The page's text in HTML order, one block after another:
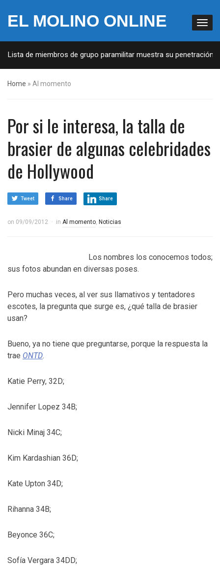
EL MOLINO ONLINE
de miembros de grupo paramilitar muestra su penetración en
Home » Al momento
Por si le interesa, la talla de
brasier de algunas celebridades
de Hollywood
Tweet Share Share
on 09/09/2012 in Al momento, Noticias
Los nombres los conocemos todos;
sus fotos abundan en diversas poses.
Pero muchas veces, al ver sus llamativos y tentadores
escotes, la pregunta que surge es, ¿qué talla de brasier
usan?
Bueno, ya no tiene que preguntarse, porque la respuesta la
trae ONTD.
Katie Perry, 32D;
Jennifer Lopez 34B;
Nicki Minaj 34C;
Kim Kardashian 36D;
Kate Upton 34D;
Rihanna 34B;
Beyonce 36C;
Sofía Vergara 34DD;